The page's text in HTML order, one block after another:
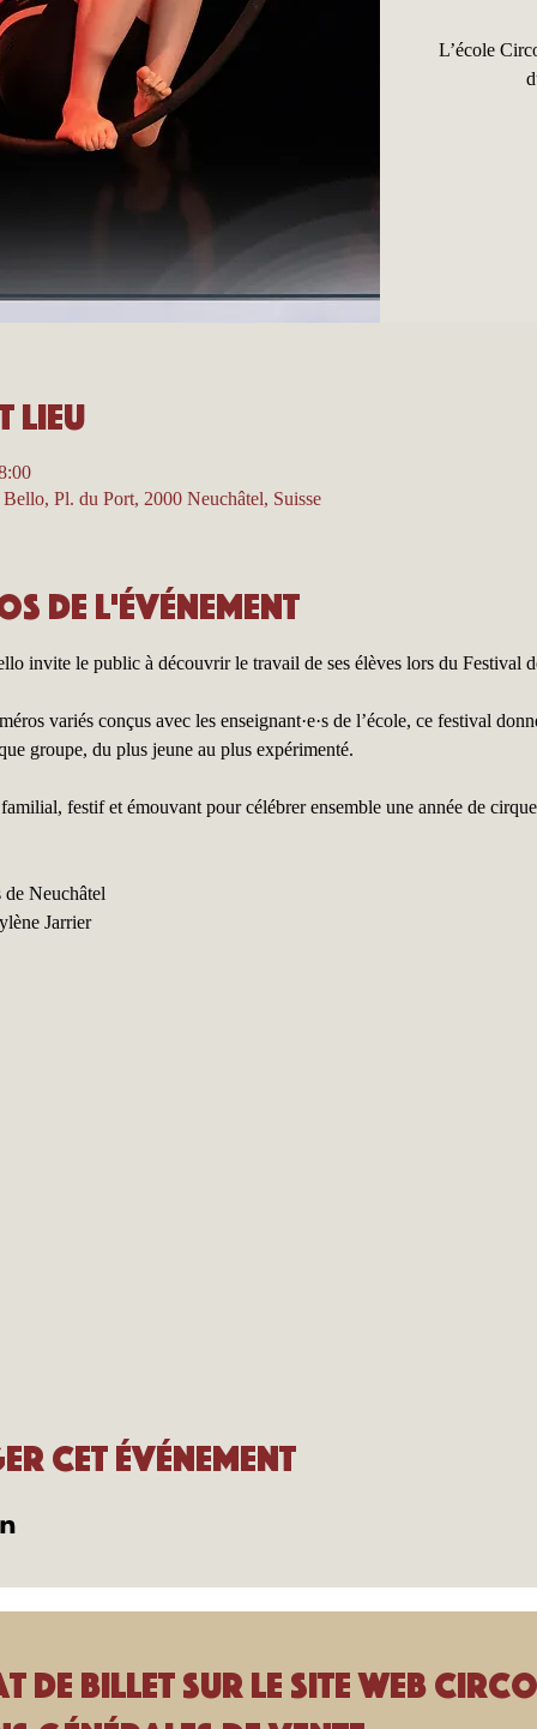
L’école
lieu
Pl. du Port, 2000 Neuchâtel, Suisse
de l'événement
invite le public à découvrir le travail de ses élèves lors du Festival
variés conçus avec les enseignant·e·s de l’école, ce festival
groupe, du plus jeune au plus expérimenté.
festif et émouvant pour célébrer ensemble une année de
de Neuchâtel
Jarrier
cet événement
de billet sur le site Web